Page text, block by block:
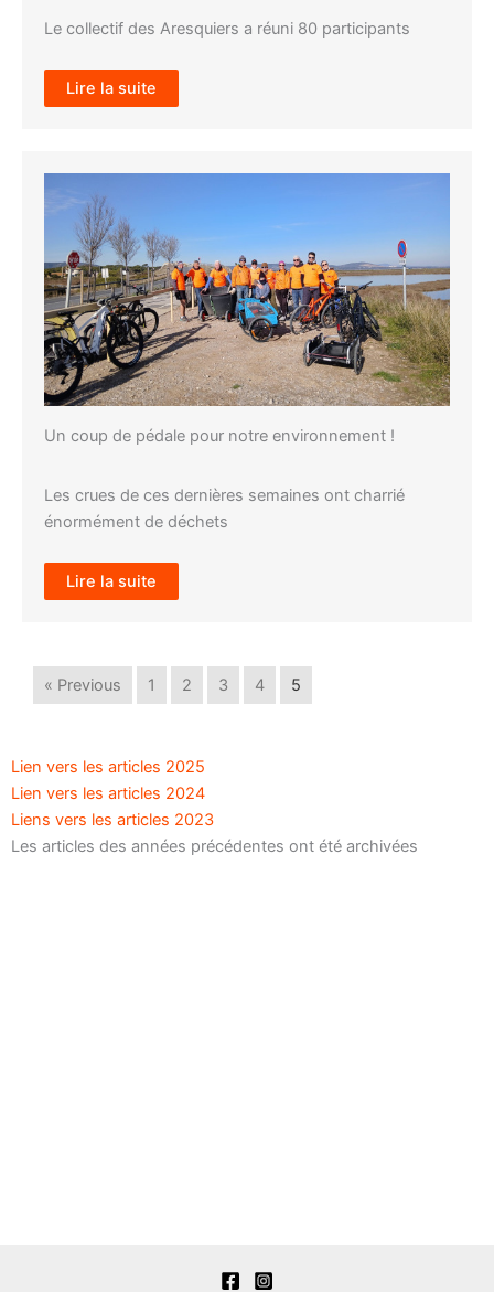
Le collectif des Aresquiers a réuni 80 participants
Lire la suite
Un coup de pédale pour notre environnement !
Les crues de ces dernières semaines ont charrié
énormément de déchets
Lire la suite
« Previous 1 2 3 4 5
Lien vers les articles 2025
Lien vers les articles 2024
Liens vers les articles 2023
Les articles des années précédentes ont été archivées